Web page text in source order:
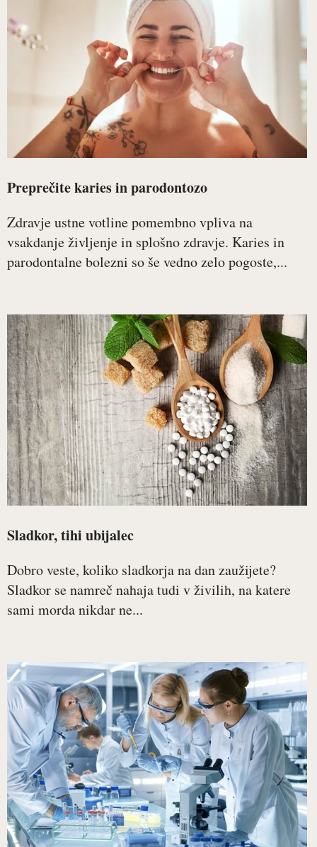
Preprečite karies in parodontozo
Zdravje ustne votline pomembno vpliva na
vsakdanje življenje in splošno zdravje. Karies in
parodontalne bolezni so še vedno zelo pogoste,...
Sladkor, tihi ubijalec
Dobro veste, koliko sladkorja na dan zaužijete?
Sladkor se namreč nahaja tudi v živilih, na katere
sami morda nikdar ne...